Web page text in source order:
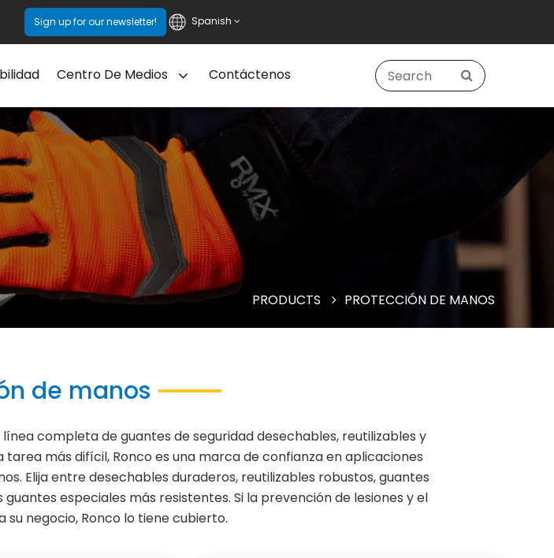
Sign up for our newsletter! Spanish
Centro De Medios Contáctenos
PRODUCTS PROTECCIÓN DE MANOS
de manos
completa de guantes de seguridad desechables, reutilizables y
más difícil, Ronco es una marca de confianza en aplicaciones
Elija entre desechables duraderos, reutilizables robustos, guantes
especiales más resistentes. Si la prevención de lesiones y el
su negocio, Ronco lo tiene cubierto.